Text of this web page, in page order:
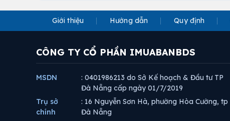
Giới thiệu Hướng dẫn Quy định
CÔNG TY CỔ PHẦN IMUABANBDS
MSDN
: 0401986213 do Sở Kế hoạch & Đầu tư TP
Đà Nẵng cấp ngày 01/7/2019
Trụ sở
chính
: 16 Nguyễn Sơn Hà, phường Hòa Cường, tp
Đà Nẵng